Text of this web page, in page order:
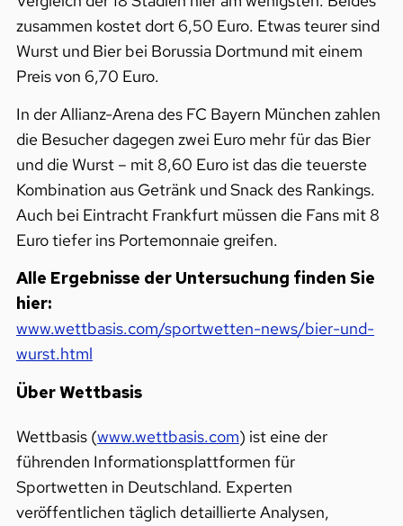
zusammen kostet dort 6,50 Euro. Etwas teurer sind
Wurst und Bier bei Borussia Dortmund mit einem
Preis von 6,70 Euro.
In der Allianz-Arena des FC Bayern München zahlen
die Besucher dagegen zwei Euro mehr für das Bier
und die Wurst – mit 8,60 Euro ist das die teuerste
Kombination aus Getränk und Snack des Rankings.
Auch bei Eintracht Frankfurt müssen die Fans mit 8
Euro tiefer ins Portemonnaie greifen.
Alle Ergebnisse der Untersuchung finden Sie
hier:
www.wettbasis.com/sportwetten-news/bier-und-
wurst.html
Über Wettbasis
Wettbasis (www.wettbasis.com) ist eine der
führenden Informationsplattformen für
Sportwetten in Deutschland. Experten
veröffentlichen täglich detaillierte Analysen,